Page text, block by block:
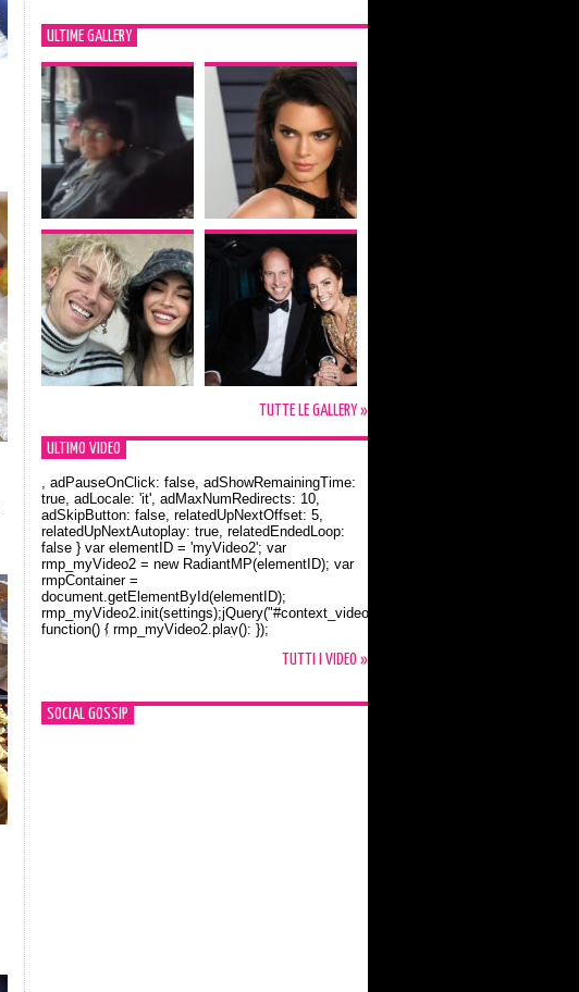
ULTIME GALLERY
TUTTE LE GALLERY »
ULTIMO VIDEO
Orlando Bloom e la t-shirt dedicata a Flynn
, adPauseOnClick: false, adShowRemainingTime:
true, adLocale: 'it', adMaxNumRedirects: 10,
adSkipButton: false, relatedUpNextOffset: 5,
relatedUpNextAutoplay: true, relatedEndedLoop:
false } var elementID = 'myVideo2'; var
rmp_myVideo2 = new RadiantMP(elementID); var
rmpContainer =
document.getElementById(elementID);
rmp_myVideo2.init(settings);jQuery("#context_video2").one("mouseover",
function() { rmp_myVideo2.play(); });
TUTTI I VIDEO »
SOCIAL GOSSIP